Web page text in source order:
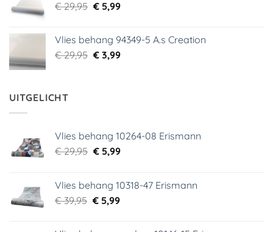
€29,95 Oorspronkelijke
€ 29,95.
€5,99Huidige
€ 5,99.
Vlies behang 94349-5 A.s Creation
€29,95 Oorspronkelijke
€3,99Huidige
UITGELICHT
Vlies behang 10264-08 Erismann
€29,95 Oorspronkelijke
€ 29,95.
€5,99Huidige
€ 5,99.
Vlies behang 10318-47 Erismann
€39,95 Oorspronkelijke
€5,99Huidige